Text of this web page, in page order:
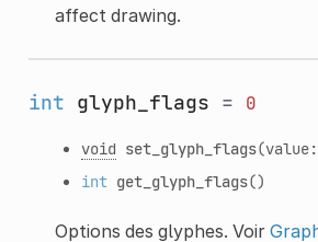
affect drawing.
int glyph_flags = 0
void set_glyph_flags(value:
int get_glyph_flags()
Options des glyphes. Voir